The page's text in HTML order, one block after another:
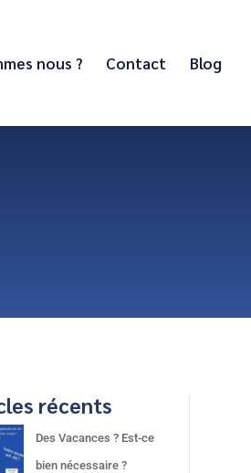
nous ? Contact Blog
récents
Des Vacances ? Est-ce
bien nécessaire ?